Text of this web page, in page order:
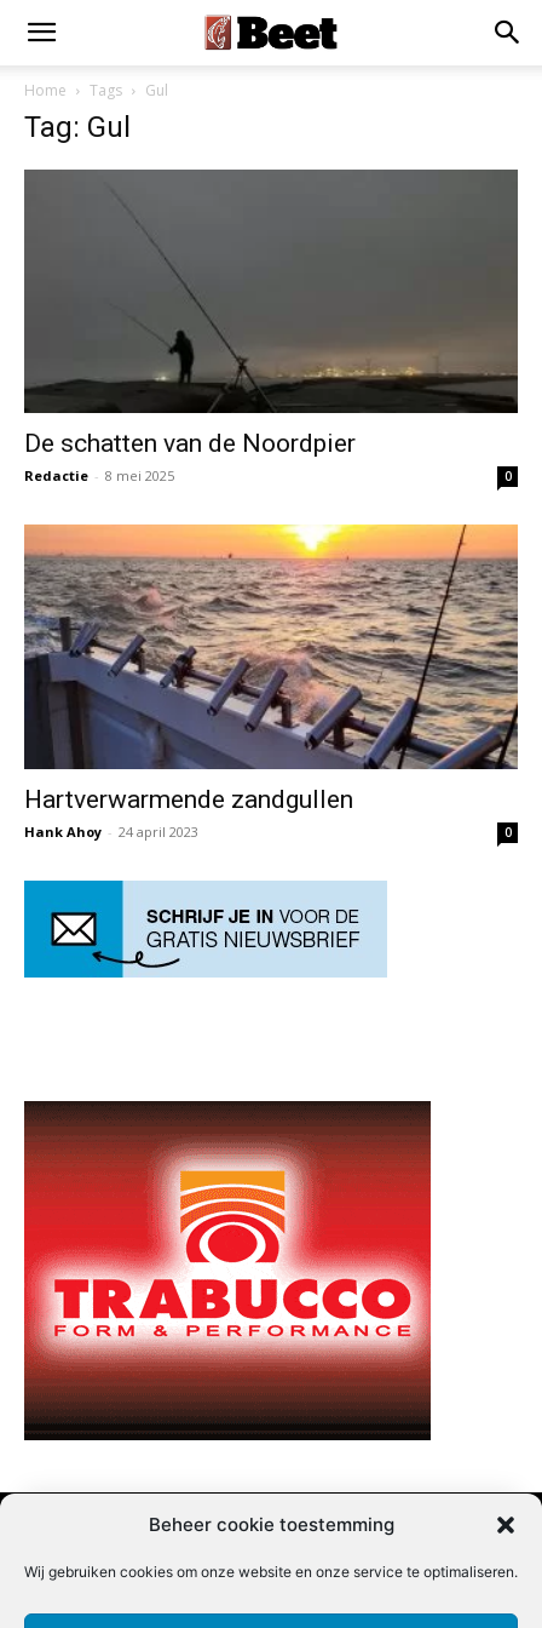
Beheer cookie toestemming
Wij gebruiken cookies om onze website en onze service te optimaliseren.
Home Tags Gul
Tag: Gul
De schatten van de Noordpier
Redactie - 8 mei 2025 0
Hartverwarmende zandgullen
Hank Ahoy - 24 april 2023 0